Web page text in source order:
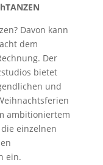
Davon kann
dem
Der
bietet
und
ambitioniertem
einzelnen
ein.